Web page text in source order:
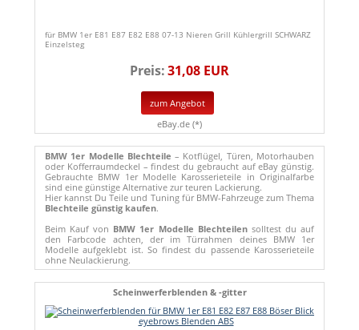
für BMW 1er E81 E87 E82 E88 07-13 Nieren Grill Kühlergrill SCHWARZ
Einzelsteg
Preis:31,08 EUR
zum Angebot
eBay.de (*)
BMW 1er Modelle Blechteile – Kotflügel, Türen, Motorhauben
oder Kofferraumdeckel – findest du gebraucht auf eBay günstig.
Gebrauchte BMW 1er Modelle Karosserieteile in Originalfarbe
sind eine günstige Alternative zur teuren Lackierung.
Hier kannst Du Teile und Tuning für BMW-Fahrzeuge zum Thema
Blechteile günstig kaufen.
Beim Kauf von BMW 1er Modelle Blechteilensolltest du auf
den Farbcode achten, der im Türrahmen deines BMW 1er
Modelle aufgeklebt ist. So findest du passende Karosserieteile
ohne Neulackierung.
Scheinwerferblenden & -gitter